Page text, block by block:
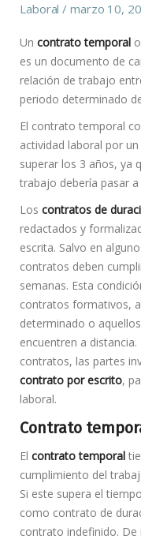
Laboral marzo 10,
Un contrato temporal o
es un documento de
relación de trabajo
periodo determinado
El contrato temporal
actividad laboral por
superar los 3 años, ya
trabajo debería pasar
Los contratos de
redactados y
escrita. Salvo en
contratos deben
semanas. Esta
contratos formativos,
determinado o
encuentren a
contratos, las partes
contrato por escrito,
laboral.
Contrato
El contrato temporal
cumplimiento del
Si este supera el
como contrato de
contrato indefinido.